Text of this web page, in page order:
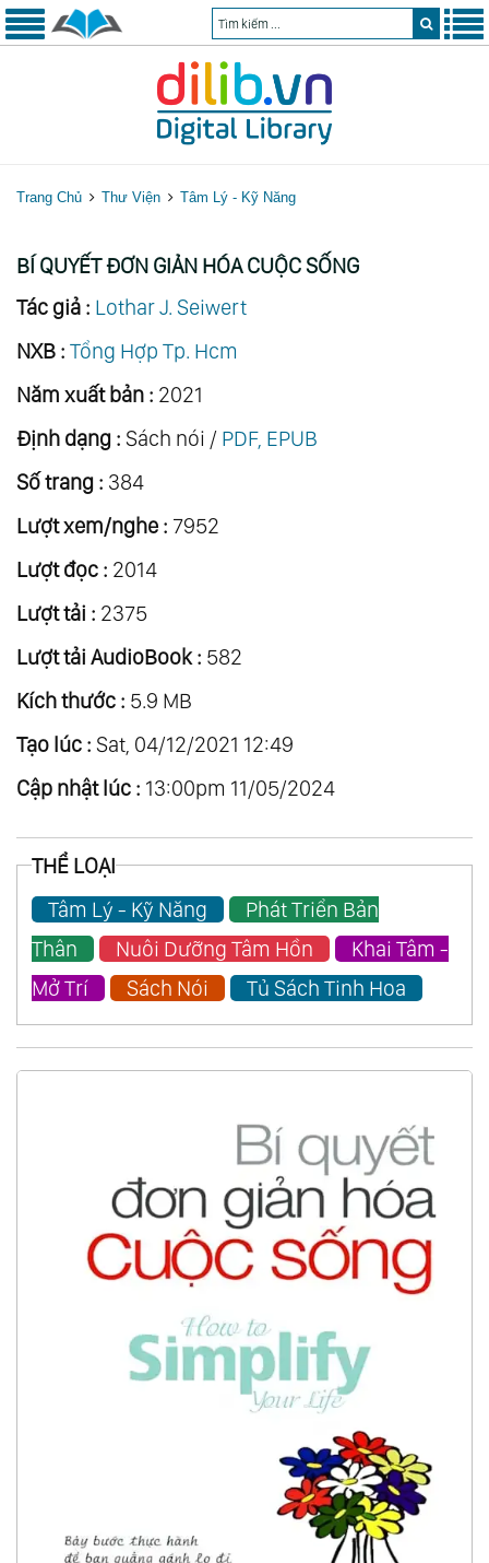
Trang Chủ Thư Viện Tâm Lý - Kỹ Năng
BÍ QUYẾT ĐƠN GIẢN HÓA CUỘC SỐNG
Tác giả : Lothar J. Seiwert
NXB : Tổng Hợp Tp. Hcm
Năm xuất bản : 2021
Định dạng : Sách nói / PDF, EPUB
Số trang : 384
Lượt xem/nghe : 7952
Lượt đọc : 2014
Lượt tải : 2375
Lượt tải AudioBook : 582
Kích thước : 5.9 MB
Tạo lúc : Sat, 04/12/2021 12:49
Cập nhật lúc : 13:00pm 11/05/2024
THỂ LOẠI
Tâm Lý - Kỹ Năng
Phát Triển Bản
Thân
Nuôi Dưỡng Tâm Hồn
Khai Tâm -
Mở Trí
Sách Nói Tủ Sách Tinh Hoa